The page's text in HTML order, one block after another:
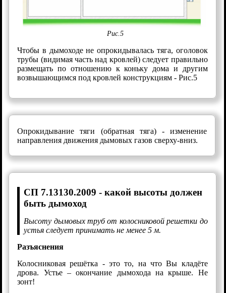
Рис.5
Чтобы в дымоходе не опрокидывалась тяга, оголовок
трубы (видимая часть над кровлей) следует правильно
размещать по отношению к коньку дома и другим
возвышающимся под кровлей конструкциям - Рис.5
Опрокидывание тяги (обратная тяга) - изменение
направления движения дымовых газов сверху-вниз.
СП 7.13130.2009 - какой высоты должен
быть дымоход
Высоту дымовых труб от колосниковой решетки до
устья следует принимать не менее 5 м.
Разъяснения
Колосниковая решётка - это то, на что Вы кладёте
дрова. Устье – окончание дымохода на крыше. Не
зонт!